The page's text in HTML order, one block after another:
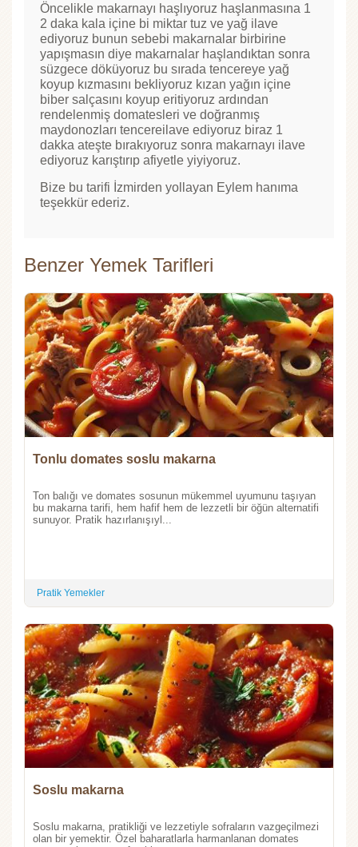
Öncelikle makarnayı haşlıyoruz haşlanmasına 1
2 daka kala içine bi miktar tuz ve yağ ilave
ediyoruz bunun sebebi makarnalar birbirine
yapışmasın diye makarnalar haşlandıktan sonra
süzgece döküyoruz bu sırada tencereye yağ
koyup kızmasını bekliyoruz kızan yağın içine
biber salçasını koyup eritiyoruz ardından
rendelenmiş domatesleri ve doğranmış
maydonozları tencereilave ediyoruz biraz 1
dakka ateşte bırakıyoruz sonra makarnayı ilave
ediyoruz karıştırıp afiyetle yiyiyoruz.
Bize bu tarifi İzmirden yollayan Eylem hanıma
teşekkür ederiz.
Benzer Yemek Tarifleri
Tonlu domates soslu makarna
Ton balığı ve domates sosunun mükemmel uyumunu taşıyan
bu makarna tarifi, hem hafif hem de lezzetli bir öğün alternatifi
sunuyor. Pratik hazırlanışıyl...
Pratik Yemekler
Soslu makarna
Soslu makarna, pratikliği ve lezzetiyle sofraların vazgeçilmezi
olan bir yemektir. Özel baharatlarla harmanlanan domates